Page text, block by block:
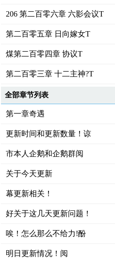
206 第二百零六章 六影会议T
第二百零五章 日向嫁女T
煤第二百零四章 协议T
第二百零三章 十二主神?T
全部章节列表
第一章奇遇
更新时间和更新数量！谅
市本人企鹅和企鹅群阅
关于今天更新
幕更新相关！
好关于这几天更新问题！
唉！怎么那么不给力!酚
明日更新情况！阅